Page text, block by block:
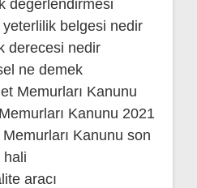
değerlendirmesi
belgesi nedir
derecesi nedir
ne demek
Memurları Kanunu
Kanunu 2021
Kanunu son
hali
aracı